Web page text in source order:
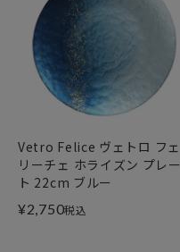
Vetro Felice ヴェトロ フェ
リーチェ ホライズン プレー
ト 22cm ブルー
¥2,750税込